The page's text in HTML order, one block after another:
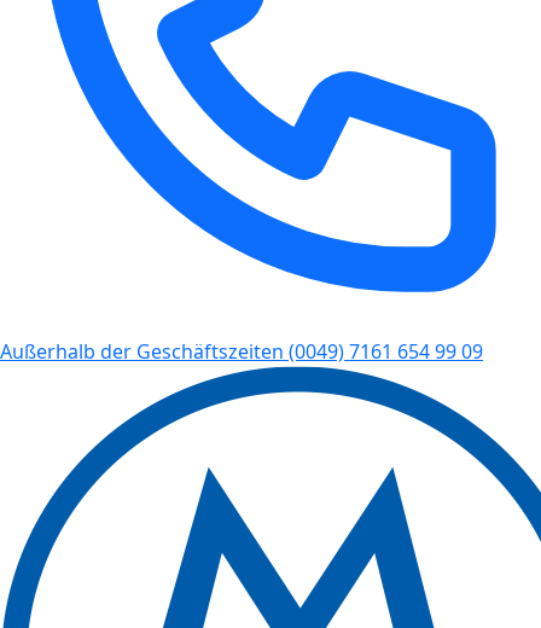
Außerhalb der Geschäftszeiten (0049) 7161 654 99 09